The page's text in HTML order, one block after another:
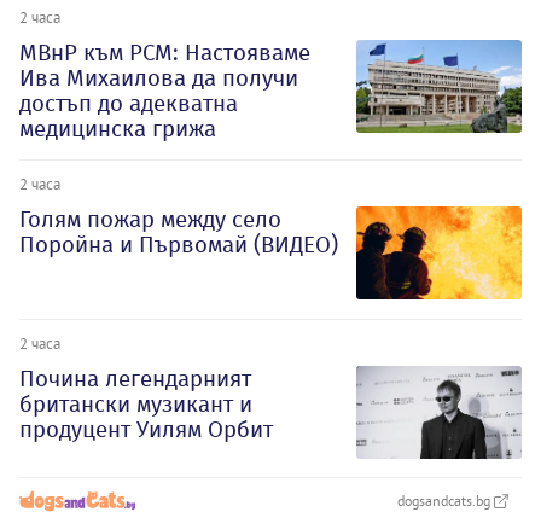
2 часа
МВнР към РСМ: Настояваме
Ива Михаилова да получи
достъп до адекватна
медицинска грижа
2 часа
Голям пожар между село
Поройна и Първомай (ВИДЕО)
2 часа
Почина легендарният
британски музикант и
продуцент Уилям Орбит
dogsandcats.bg